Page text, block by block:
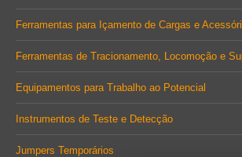
Ferramentas para Içamento de Cargas e
Ferramentas de Tracionamento, Locomoção e
Equipamentos para Trabalho ao Potencial
Instrumentos de Teste e Detecção
Jumpers Temporários